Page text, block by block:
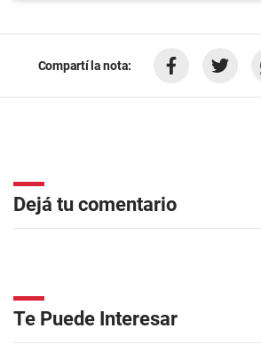
Compartí la nota:
Dejá tu comentario
Te Puede Interesar